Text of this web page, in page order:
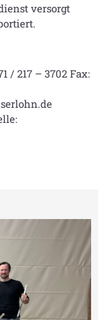
versorgt
/ 217 – 3702 Fax: